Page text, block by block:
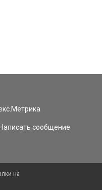
Написать сообщение
на